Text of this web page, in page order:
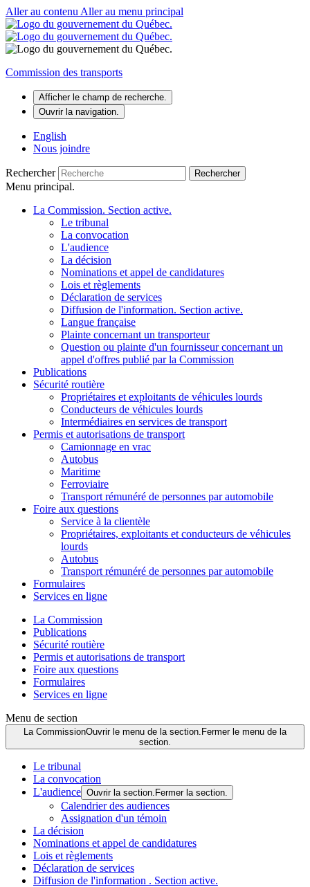
Aller au contenu Aller au menu principal
Commission des transports
Afficher le champ de recherche.
Ouvrir la navigation.
English
Nous joindre
Rechercher Rechercher
Menu principal.
La Commission. Section active.
Le tribunal
La convocation
L'audience
La décision
Nominations et appel de candidatures
Lois et règlements
Déclaration de services
Diffusion de l'information. Section active.
Langue française
Plainte concernant un transporteur
Question ou plainte d'un fournisseur concernant un
appel d'offres publié par la Commission
Publications
Sécurité routière
Propriétaires et exploitants de véhicules lourds
Conducteurs de véhicules lourds
Intermédiaires en services de transport
Permis et autorisations de transport
Camionnage en vrac
Autobus
Maritime
Ferroviaire
Transport rémunéré de personnes par automobile
Foire aux questions
Service à la clientèle
Propriétaires, exploitants et conducteurs de véhicules
lourds
Autobus
Transport rémunéré de personnes par automobile
Formulaires
Services en ligne
La Commission
Publications
Sécurité routière
Permis et autorisations de transport
Foire aux questions
Formulaires
Services en ligne
Menu de section
La CommissionOuvrir le menu de la section. Fermer le menu de la
section.
Le tribunal
La convocation
L'audience Ouvrir la section. Fermer la section.
Calendrier des audiences
Assignation d'un témoin
La décision
Nominations et appel de candidatures
Lois et règlements
Déclaration de services
Diffusion de l'information . Section active.